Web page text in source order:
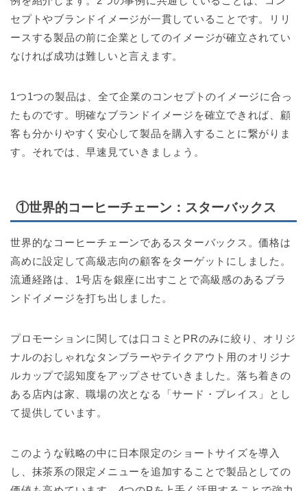
セプトやブランドイメージが一貫していることです。リリ
ースする製品の前に企業としてのイメージが確立されてい
なければ成功は難しいと言えます。
1つ1つの製品は、全て企業のコンセプトのイメージに合っ
たものです。明確なブランドイメージを確立できれば、顧
客も分かりやすく安心して製品を購入することに繋がりま
す。それでは、早速見ていきましょう。
①世界的コーヒーチェーン：スターバックス
世界的なコーヒーチェーンであるスターバックス。価格は
高めに設定して高級志向の顧客をターゲットにしました。
流通経路は、1号店を銀座に出すことで高級感のあるブラ
ンドイメージを打ち出しました。
プロモーションに関しては口コミとPRのみに絞り、オリジ
ナルのおしゃれなタンブラーやテイクアウト用のオリジナ
ルカップで認知度をアップさせていきました。落ち着きの
ある店内は家、職場の次となる「サード・プレイス」とし
て提供しています。
このような戦略の中に日本限定のショートサイズを導入
し、抹茶系の限定メニューを追加することで製品としての